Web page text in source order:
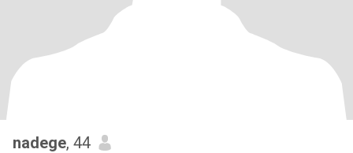
nadege, 44